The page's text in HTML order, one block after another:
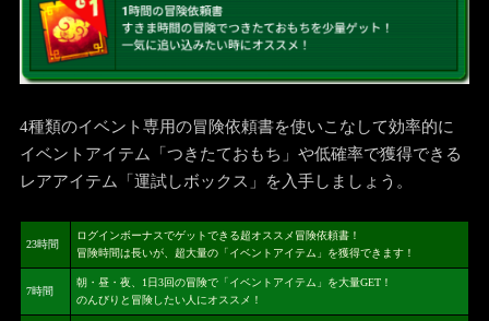
4種類のイベント専用の冒険依頼書を使いこなして効率的に
イベントアイテム「つきたておもち」や低確率で獲得できる
レアアイテム「運試しボックス」を入手しましょう。
23時間
ログインボーナスでゲットできる超オススメ冒険依頼書！
冒険時間は長いが、超大量の「イベントアイテム」を獲得できます！
7時間
朝・昼・夜、1日3回の冒険で「イベントアイテム」を大量GET！
のんびりと冒険したい人にオススメ！